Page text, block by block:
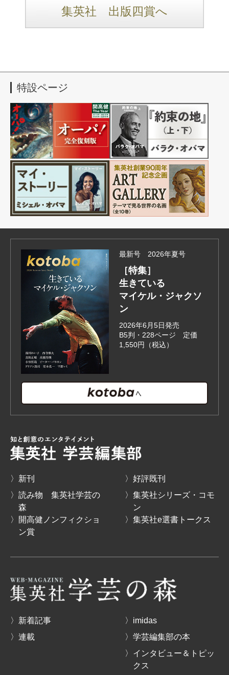
集英社 出版四賞へ
特設ページ
最新号 2026年夏号
［特集］
生きている
マイケル・ジャクソ
ン
2026年6月5日発売
B5判・228ページ 定価
1,550円（税込）
〉新刊
〉読み物 集英社学芸の
森
〉開高健ノンフィクショ
ン賞
〉好評既刊
〉集英社シリーズ・コモ
ン
〉集英社e選書トークス
〉新着記事
〉連載
〉imidas
〉学芸編集部の本
〉インタビュー＆トピッ
クス